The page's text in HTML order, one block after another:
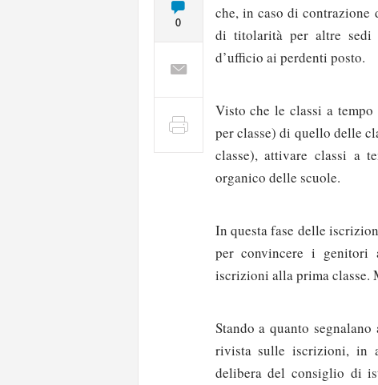
0
che, in caso di contrazione
di titolarità per altre sedi
d’ufficio ai perdenti posto.
Visto che le classi a
per classe) di quello delle
classe), attivare classi a
organico delle scuole.
In questa fase delle
per convincere i genitori
iscrizioni alla prima classe.
Stando a quanto
rivista sulle iscrizioni, in
delibera del consiglio di